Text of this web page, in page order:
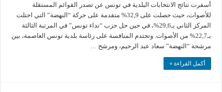
أسفرت نتائج الانتخابات البلدية في تونس عن تصدر القوائم المستقلة
للأصوات، حيث حصلت على 32,9% متقدمة على حركة “النهضة” التي احتلت
المركز الثاني بـ29,6%، في حين حل حزب “نداء تونس” في المرتبة الثالثة
بـ22,7% من الأصوات. وتحتدم المنافسة على رئاسة بلدية تونس العاصمة، بين
مرشحة “النهضة” سعاد عبد الرحيم، ومرشح …
أكمل القراءة »